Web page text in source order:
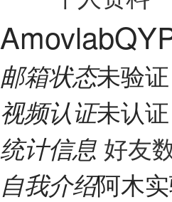
邮箱状态未验证
视频认证未认证
统计信息 好友
自我介绍阿木